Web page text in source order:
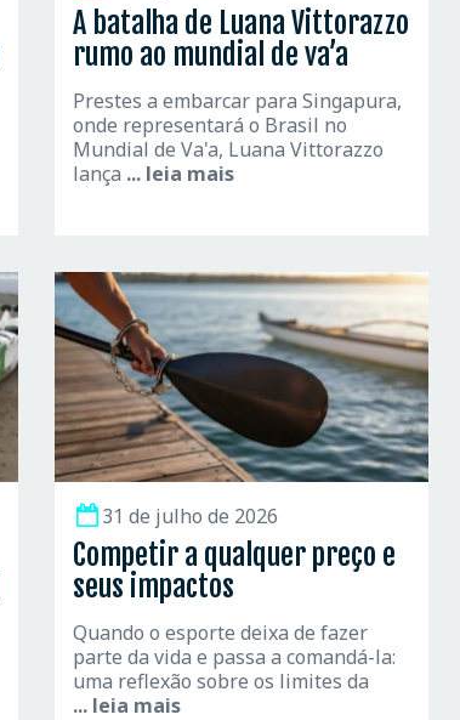
A batalha de Luana Vittorazzo
rumo ao mundial de va’a
Prestes a embarcar para Singapura,
onde representará o Brasil no
Mundial de Va'a, Luana Vittorazzo
lança ... leia mais
31 de julho de 2026
Competir a qualquer preço e
seus impactos
Quando o esporte deixa de fazer
parte da vida e passa a comandá-la:
uma reflexão sobre os limites da
... leia mais